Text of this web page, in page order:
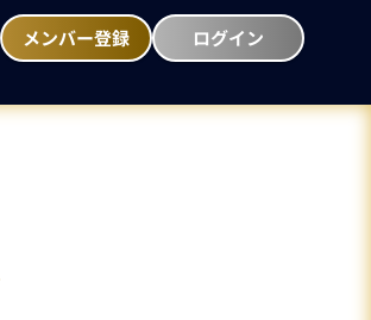
メンバー登録 ログイン